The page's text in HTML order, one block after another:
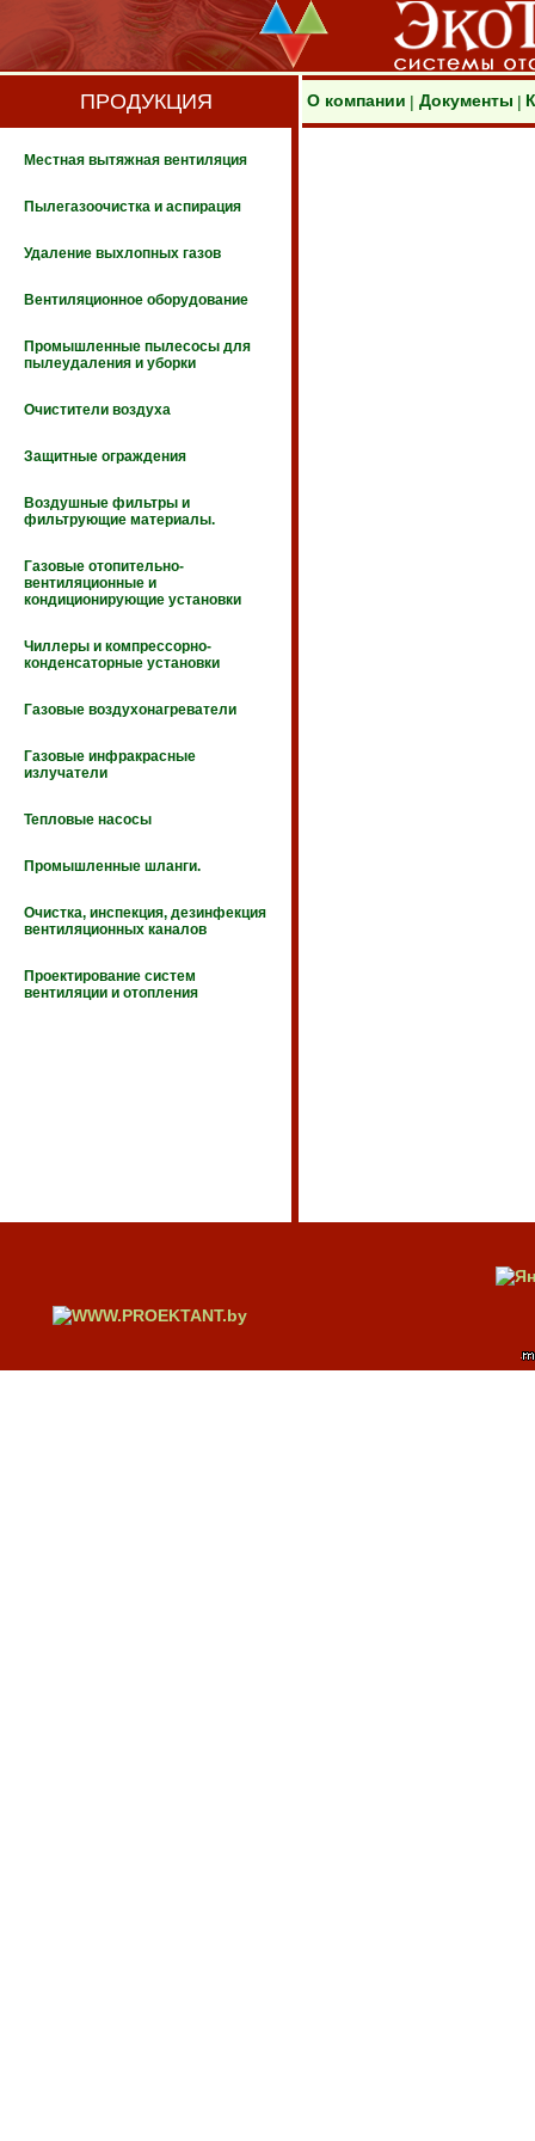
ПРОДУКЦИЯ
Местная вытяжная вентиляция
Пылегазоочистка и аспирация
Удаление выхлопных газов
Вентиляционное оборудование
Промышленные пылесосы для
пылеудаления и уборки
Очистители воздуха
Защитные ограждения
Воздушные фильтры и
фильтрующие материалы.
Газовые отопительно-
вентиляционные и
кондиционирующие установки
Чиллеры и компрессорно-
конденсаторные установки
Газовые воздухонагреватели
Газовые инфракрасные
излучатели
Тепловые насосы
Промышленные шланги.
Очистка, инспекция, дезинфекция
вентиляционных каналов
Проектирование систем
вентиляции и отопления
О компании | Документы |